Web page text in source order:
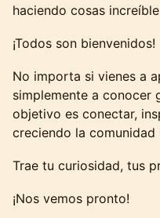
haciendo cosas
¡Todos son bienvenidos!
No importa si vienes a
simplemente a conocer
objetivo es conectar,
creciendo la comunidad
Trae tu curiosidad, tus
¡Nos vemos pronto!